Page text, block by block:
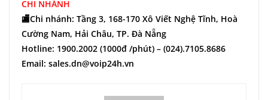
CHI NHÁNH
🏬Chi nhánh: Tầng 3, 168-170 Xô Viết Nghệ Tĩnh, Hoà
Cường Nam, Hải Châu, TP. Đà Nẵng
Hotline: 1900.2002 (1000đ /phút) – (024).7105.8686
Email: sales.dn@voip24h.vn